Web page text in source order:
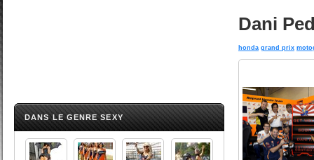
DANS LE GENRE SEXY
Dani
honda grand prix